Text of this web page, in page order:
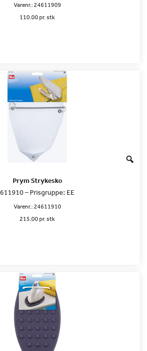
Varenr.:24611909
110.00 pr. stk
Prym Strykesko
611910 – Prisgruppe: EE
Varenr.:24611910
215.00 pr. stk